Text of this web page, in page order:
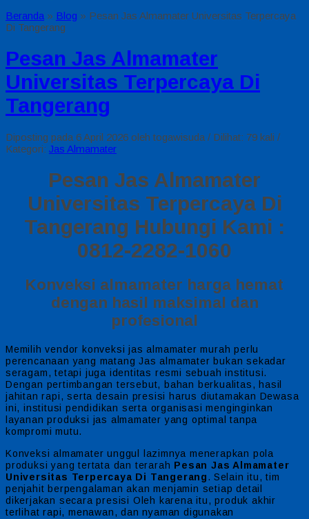
Beranda » Blog » Pesan Jas Almamater Universitas Terpercaya
Di Tangerang
Pesan Jas Almamater
Universitas Terpercaya Di
Tangerang
Diposting pada 6 April 2026 oleh togawisuda / Dilihat: 79 kali /
Kategori: Jas Almamater
Pesan Jas Almamater
Universitas Terpercaya Di
Tangerang Hubungi Kami :
0812-2282-1060
Konveksi almamater harga hemat
dengan hasil maksimal dan
profesional
Memilih vendor konveksi jas almamater murah perlu
perencanaan yang matang Jas almamater bukan sekadar
seragam, tetapi juga identitas resmi sebuah institusi.
Dengan pertimbangan tersebut, bahan berkualitas, hasil
jahitan rapi, serta desain presisi harus diutamakan Dewasa
ini, institusi pendidikan serta organisasi menginginkan
layanan produksi jas almamater yang optimal tanpa
kompromi mutu.
Konveksi almamater unggul lazimnya menerapkan pola
produksi yang tertata dan terarah Pesan Jas Almamater
Universitas Terpercaya Di Tangerang. Selain itu, tim
penjahit berpengalaman akan menjamin setiap detail
dikerjakan secara presisi Oleh karena itu, produk akhir
terlihat rapi, menawan, dan nyaman digunakan